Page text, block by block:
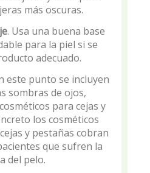
más oscuras.
. Usa una buena base
para la piel si se
adecuado.
este punto se incluyen
sombras de ojos,
para cejas y
los cosméticos
y pestañas cobran
que sufren la
del pelo.